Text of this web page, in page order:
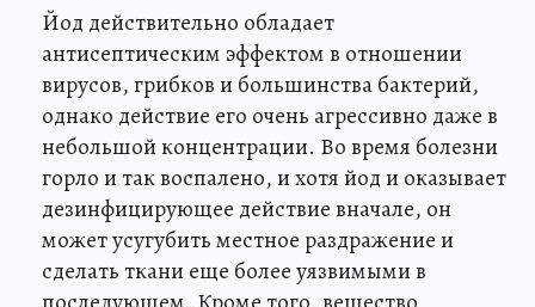
Йод действительно обладает
антисептическим эффектом в отношении
вирусов, грибков и большинства бактерий,
однако действие его очень агрессивно даже в
небольшой концентрации. Во время болезни
горло и так воспалено, и хотя йод и оказывает
дезинфицирующее действие вначале, он
может усугубить местное раздражение и
сделать ткани еще более уязвимыми в